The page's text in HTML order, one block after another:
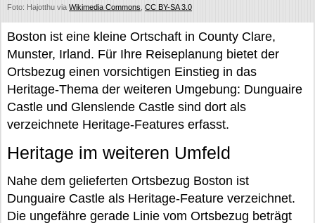
Foto: Hajotthu via Wikimedia Commons CC BY-SA 3.0
Boston ist eine kleine Ortschaft in County Clare,
Munster, Irland. Für Ihre Reiseplanung bietet der
Ortsbezug einen vorsichtigen Einstieg in das
Heritage-Thema der weiteren Umgebung: Dunguaire
Castle und Glenslende Castle sind dort als
verzeichnete Heritage-Features erfasst.
Heritage im weiteren Umfeld
Nahe dem gelieferten Ortsbezug Boston ist
Dunguaire Castle als Heritage-Feature verzeichnet.
Die ungefähre gerade Linie vom Ortsbezug beträgt